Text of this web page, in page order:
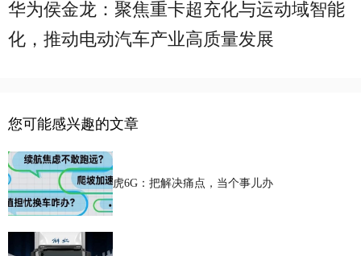
华为侯金龙：聚焦重卡超充化与运动域智能
化，推动电动汽车产业高质量发展
您可能感兴趣的文章
虎6G：把解决痛点，当个事儿办